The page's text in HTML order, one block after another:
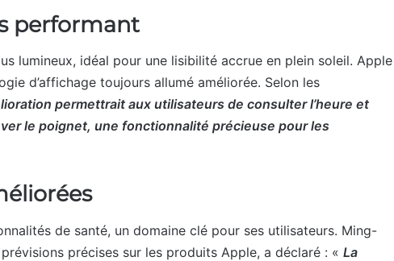
performant
lumineux, idéal pour une lisibilité accrue en plein soleil. Apple
d’affichage toujours allumé améliorée. Selon les
permettrait aux utilisateurs de consulter l’heure et
le poignet, une fonctionnalité précieuse pour les
de santé, un domaine clé pour ses utilisateurs. Ming-
précises sur les produits Apple, a déclaré : « La